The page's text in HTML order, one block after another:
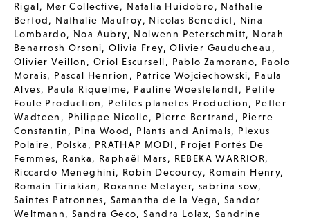
Rigal, Mør Collective,Natalia Huidobro,Nathalie
Bertod,Nathalie Maufroy,Nicolas Benedict, Nina
Lombardo,Noa Aubry,Nolwenn Peterschmitt,Norah
Benarrosh Orsoni,Olivia Frey,Olivier Gauducheau ,
Olivier Veillon, Oriol Escursell, Pablo Zamorano, Paolo
Morais, Pascal Henrion , Patrice Wojciechowski, Paula
Alves, Paula Riquelme, Pauline Woestelandt, Petite
Foule Production, Petites planetes Production, Petter
Wadteen , Philippe Nicolle, Pierre Bertrand , Pierre
Constantin, Pina Wood, Plants and Animals, Plexus
Polaire, Polska, PRATHAP MODI , Projet Portés De
Femmes, Ranka, Raphaël Mars, REBEKA WARRIOR,
Riccardo Meneghini, Robin Decourcy, Romain Henry,
Romain Tiriakian, Roxanne Metayer,sabrina sow,
Saintes Patronnes, Samantha de la Vega,Sandor
Weltmann,Sandra Geco,Sandra Lolax, Sandrine